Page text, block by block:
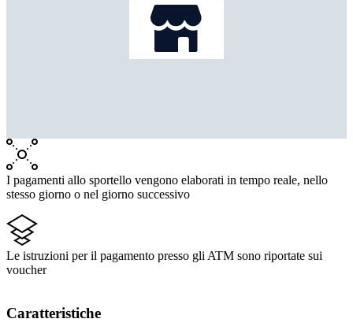
I pagamenti allo sportello vengono elaborati in tempo reale, nello
stesso giorno o nel giorno successivo
Le istruzioni per il pagamento presso gli ATM sono riportate sui
voucher
Caratteristiche